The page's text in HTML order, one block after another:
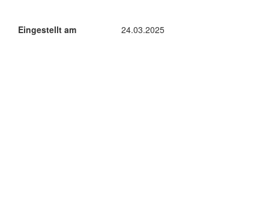
Eingestellt am 24.03.2025